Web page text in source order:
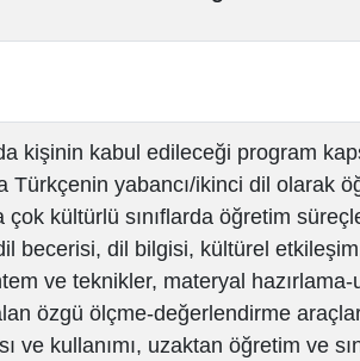
kişinin kabul edileceği program
Türkçenin yabancı/ikinci dil olarak
çok kültürlü sınıflarda öğretim
becerisi, dil bilgisi, kültürel
ve teknikler, materyal
özgü ölçme-değerlendirme
ve kullanımı, uzaktan öğretim ve